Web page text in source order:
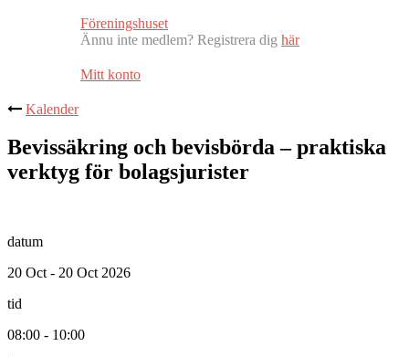
Föreningshuset
Ännu inte medlem? Registrera dig här
Mitt konto
Kalender
Bevissäkring och bevisbörda – praktiska
verktyg för bolagsjurister
datum
20 Oct - 20 Oct 2026
tid
08:00 - 10:00